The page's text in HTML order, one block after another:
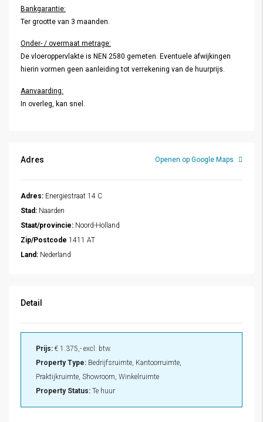
Bankgarantie:
Ter grootte van 3 maanden.
Onder- / overmaat metrage:
De vloeroppervlakte is NEN 2580 gemeten. Eventuele afwijkingen
hierin vormen geen aanleiding tot verrekening van de huurprijs.
Aanvaarding:
In overleg, kan snel.
Adres Openen op Google Maps
Adres: Energiestraat 14 C
Stad: Naarden
Staat/provincie: Noord-Holland
Zip/Postcode 1411 AT
Land: Nederland
Detail
Prijs: € 1.375,- excl. btw.
Property Type: Bedrijfsruimte, Kantoorruimte,
Praktijkruimte, Showroom, Winkelruimte
Property Status: Te huur